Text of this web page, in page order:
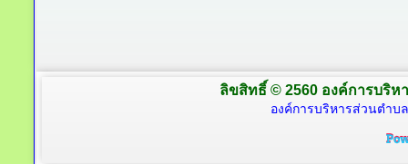
ลิขสิทธิ์ © 2560 องค์การบริห
องค์การบริหารส่วนตำบ